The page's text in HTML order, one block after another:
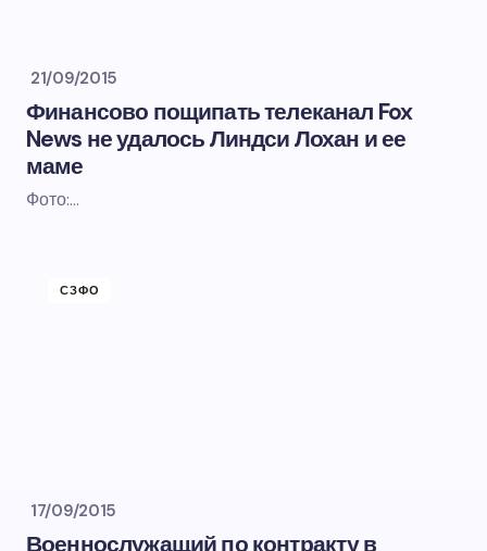
21/09/2015
Финансово пощипать телеканал Fox
News не удалось Линдси Лохан и ее
маме
Фото:…
СЗФО
17/09/2015
Военнослужащий по контракту в